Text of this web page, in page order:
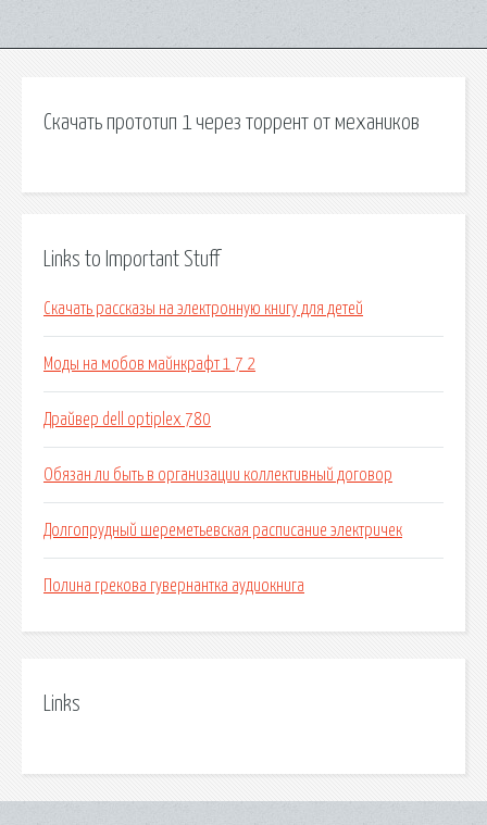
Скачать прототип 1 через торрент от механиков
Links to Important Stuff
Скачать рассказы на электронную книгу для детей
Моды на мобов майнкрафт 1 7 2
Драйвер dell optiplex 780
Обязан ли быть в организации коллективный договор
Долгопрудный шереметьевская расписание электричек
Полина грекова гувернантка аудиокнига
Links